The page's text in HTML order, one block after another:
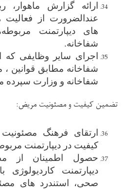
ارائه گزارش ماهوار،
عندالضرورت از
های دیپارتمنت
شفاخانه.
اجرای سایر وظایفی
شفاخانه مطابق قوانین
شفاخانه و وزارت سپرده
تضمین کیفیت و مصئونیت مریض:
ارتقای فرهنگ
کیفیت در دیپارتمنت
حصول اطمینان از
دیپارتمنت کاردیولوژی
صحی، استندرد های